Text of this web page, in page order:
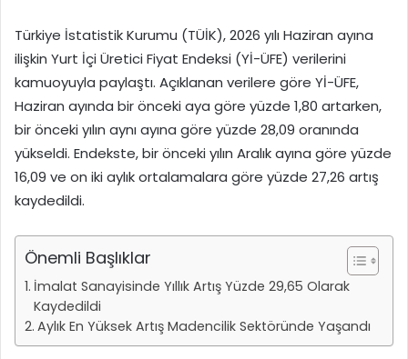
Türkiye İstatistik Kurumu (TÜİK), 2026 yılı Haziran ayına
ilişkin Yurt İçi Üretici Fiyat Endeksi (Yİ-ÜFE) verilerini
kamuoyuyla paylaştı. Açıklanan verilere göre Yİ-ÜFE,
Haziran ayında bir önceki aya göre yüzde 1,80 artarken,
bir önceki yılın aynı ayına göre yüzde 28,09 oranında
yükseldi. Endekste, bir önceki yılın Aralık ayına göre yüzde
16,09 ve on iki aylık ortalamalara göre yüzde 27,26 artış
kaydedildi.
Önemli Başlıklar
İmalat Sanayisinde Yıllık Artış Yüzde 29,65 Olarak
Kaydedildi
Aylık En Yüksek Artış Madencilik Sektöründe Yaşandı